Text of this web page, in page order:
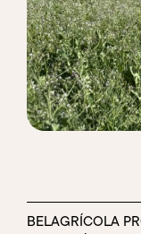
BELAGRÍCOLA